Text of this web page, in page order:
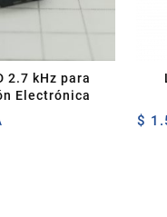
2.7 kHz para
Electrónica
$